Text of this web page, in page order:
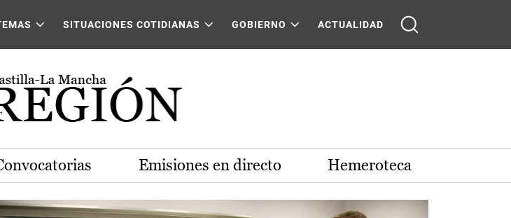
SITUACIONES COTIDIANAS GOBIERNO ACTUALIDAD
Emisiones en directo Hemeroteca